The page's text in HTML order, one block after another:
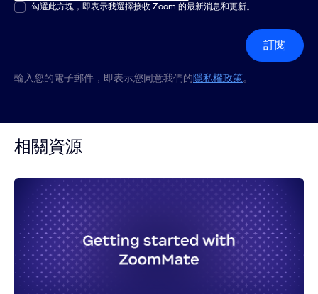
多選或單選*
勾選此方塊，即表示我選擇接收 Zoom 的最新消息和更新。
訂閱
輸入您的電子郵件，即表示您同意我們的隱私權政策。
相關資源